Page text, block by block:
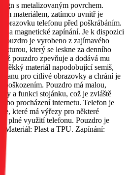
s metalizovaným povrchem.
materiálem, zatímco uvnitř je
obrazovku telefonu před poškrábáním.
a magnetické zapínání. Je k dispozici
je vyrobeno z zajímavého
který se leskne za denního
pouzdro zpevňuje a dodává mu
materiál napodobující semiš,
pro citlivé obrazovky a chrání je
poškozením. Pouzdro má malou,
a funkci stojánku, což je zvláště
procházení internetu. Telefon je
které má výřezy pro některé
plné využití telefonu. Pouzdro je
Materiál: Plast a TPU. Zapínání: